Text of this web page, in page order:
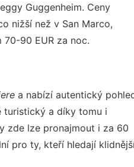
Guggenheim. Ceny
nižší než v San Marco,
90 EUR za noc.
a nabízí autentický
turistický a díky tomu i
zde lze pronajmout i za 60
pro ty, kteří hledají